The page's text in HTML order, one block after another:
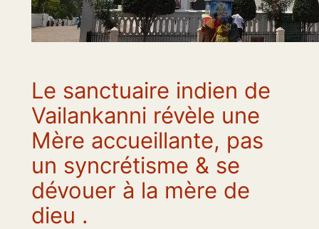
Le sanctuaire indien de
Vailankanni révèle une
Mère accueillante, pas
un syncrétisme & se
dévouer à la mère de
dieu .